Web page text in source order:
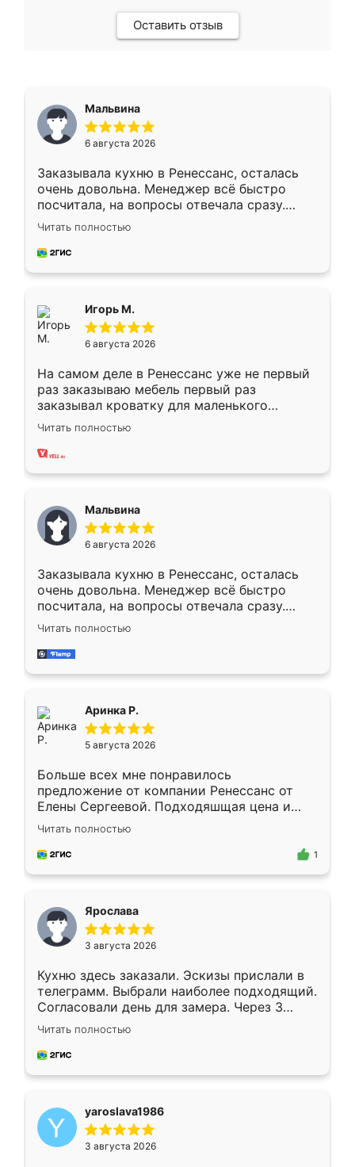
Оставить отзыв
Мальвина
6 августа 2026
Заказывала кухню в Ренессанс, осталась
очень довольна. Менеджер всё быстро
посчитала, на вопросы отвечала сразу.
Замерщик приехал в субботу, подошёл к
делу со всей ответственностью. Собрали
за день, ребята работали аккуратно, даже
Читать полностью
Игорь М.
6 августа 2026
На самом деле в Ренессанс уже не первый
раз заказываю мебель первый раз
заказывал кроватку для маленького
ребёнка при его рождении ,во второй раз
заказал шкаф-купе. По качеству очень
хорошее сборка достаточно быстрая,
меньше, здесь же он более разнообразный.
Мне нравится ,если что-то потребуется из
мебели буду заказывать только здесь.
Читать полностью
Мальвина
6 августа 2026
Заказывала кухню в Ренессанс, осталась
очень довольна. Менеджер всё быстро
посчитала, на вопросы отвечала сразу.
Замерщик приехал в субботу, подошёл к
делу со всей ответственностью. Собрали
за день, ребята работали аккуратно, даже
Читать полностью
Аринка Р.
5 августа 2026
Больше всех мне понравилось
предложение от компании Ренессанс от
Елены Сергеевой. Подходяшщая цена и
короткие сроки изготовления. Приехавший
для замера сотрудник Владислав
предложил по моему эскизу самый
Читать полностью
1
Ярослава
3 августа 2026
Кухню здесь заказали. Эскизы прислали в
телеграмм. Выбрали наиболее подходящий.
Согласовали день для замера. Через 3
недели кухня была уже готова. Остались
довольны работой. Спасибо Ренессанс
мебель за качественную работу!
Читать полностью
yaroslava1986
3 августа 2026